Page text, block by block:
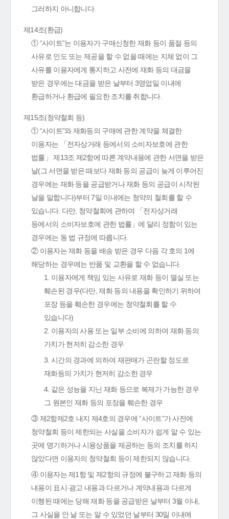
그러하지 아니합니다.
제14조(환급)
① “사이트”는 이용자가 구매신청한 재화 등이 품절 등의
사유로 인도 또는 제공을 할 수 없을 때에는 지체 없이 그
사유를 이용자에게 통지하고 사전에 재화 등의 대금을
받은 경우에는 대금을 받은 날부터 3영업일 이내에
환급하거나 환급에 필요한 조치를 취합니다.
제15조(청약철회 등)
① “사이트”와 재화등의 구매에 관한 계약을 체결한
이용자는 「전자상거래 등에서의 소비자보호에 관한
법률」 제13조 제2항에 따른 계약내용에 관한 서면을 받은
날(그 서면을 받은 때보다 재화 등의 공급이 늦게 이루어진
경우에는 재화 등을 공급받거나 재화 등의 공급이 시작된
날을 말합니다)부터 7일 이내에는 청약의 철회를 할 수
있습니다. 다만, 청약철회에 관하여 「전자상거래
등에서의 소비자보호에 관한 법률」에 달리 정함이 있는
경우에는 동 법 규정에 따릅니다.
② 이용자는 재화 등을 배송 받은 경우 다음 각 호의 1에
해당하는 경우에는 반품 및 교환을 할 수 없습니다.
1. 이용자에게 책임 있는 사유로 재화 등이 멸실 또는
훼손된 경우(다만, 재화 등의 내용을 확인하기 위하여
포장 등을 훼손한 경우에는 청약철회를 할 수
있습니다)
2. 이용자의 사용 또는 일부 소비에 의하여 재화 등의
가치가 현저히 감소한 경우
3. 시간의 경과에 의하여 재판매가 곤란할 정도로
재화등의 가치가 현저히 감소한 경우
4. 같은 성능을 지닌 재화 등으로 복제가 가능한 경우
그 원본인 재화 등의 포장을 훼손한 경우
③ 제2항제2호 내지 제4호의 경우에 “사이트”가 사전에
청약철회 등이 제한되는 사실을 소비자가 쉽게 알 수 있는
곳에 명기하거나 시용상품을 제공하는 등의 조치를 하지
않았다면 이용자의 청약철회 등이 제한되지 않습니다.
④ 이용자는 제1항 및 제2항의 규정에 불구하고 재화 등의
내용이 표시·광고 내용과 다르거나 계약내용과 다르게
이행된 때에는 당해 재화 등을 공급받은 날부터 3월 이내,
그 사실을 안 날 또는 알 수 있었던 날부터 30일 이내에